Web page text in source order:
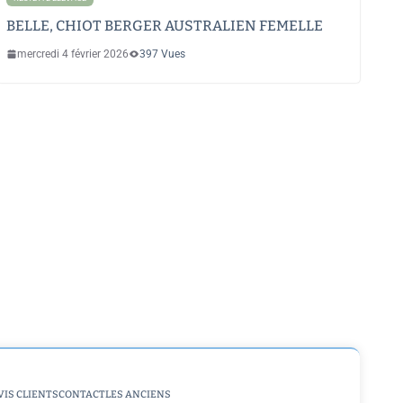
BELLE, CHIOT BERGER AUSTRALIEN FEMELLE
mercredi 4 février 2026 397 Vues
CLIENTSCONTACTLES ANCIENS